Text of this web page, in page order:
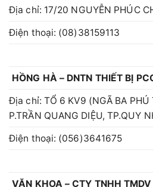
Địa chỉ: 17/20 NGUYỄN PHÚC
Điện thoại: (08)38159113
HỒNG HÀ – DNTN THIẾT BỊ
Địa chỉ: TỔ 6 KV9 (NGÃ BA PHÚ
P.TRẦN QUANG DIỆU, TP.QUY
Điện thoại: (056)3641675
VĂN KHOA – CTY TNHH